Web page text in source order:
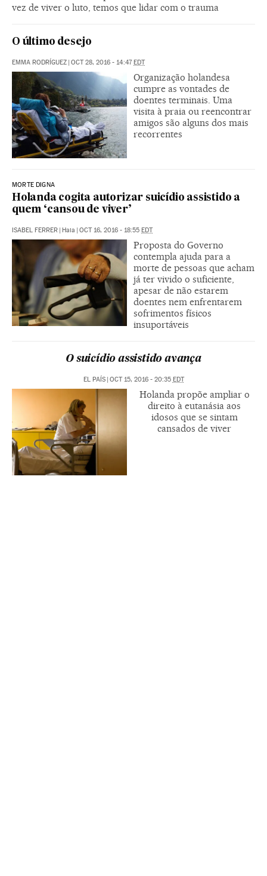
vez de viver o luto, temos que lidar com o trauma
O último desejo
EMMA RODRÍGUEZ OCT 28, 2016 - 14:47 EDT
Organização holandesa
cumpre as vontades de
doentes terminais. Uma
visita à praia ou reencontrar
amigos são alguns dos mais
recorrentes
MORTE DIGNA
Holanda cogita autorizar suicídio assistido a
quem ‘cansou de viver’
ISABEL FERRER Haia OCT 16, 2016 - 18:55 EDT
Proposta do Governo
contempla ajuda para a
morte de pessoas que acham
já ter vivido o suficiente,
apesar de não estarem
doentes nem enfrentarem
sofrimentos físicos
insuportáveis
O suicídio assistido avança
EL PAÍS OCT 15, 2016 - 20:35 EDT
Holanda propõe ampliar o
direito à eutanásia aos
idosos que se sintam
cansados de viver